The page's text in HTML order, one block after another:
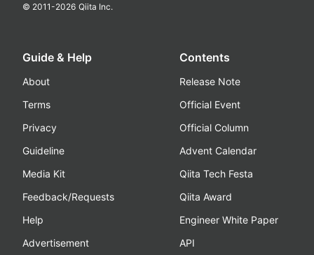
© 2011-2026 Qiita Inc.
Guide & Help
About
Terms
Privacy
Guideline
Media Kit
Feedback/Requests
Help
Advertisement
Contents
Release Note
Official Event
Official Column
Advent Calendar
Qiita Tech Festa
Qiita Award
Engineer White Paper
API